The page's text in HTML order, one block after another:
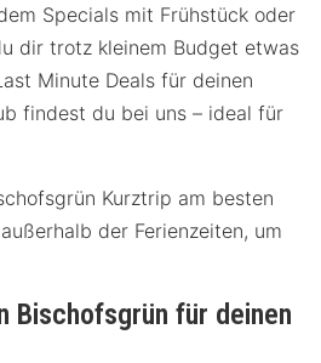
Specials mit Frühstück oder
dir trotz kleinem Budget etwas
Minute Deals für deinen
findest du bei uns – ideal für
Kurztrip am besten
der Ferienzeiten, um
Bischofsgrün für deinen